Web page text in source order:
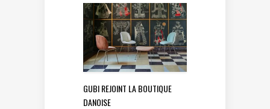
GUBI REJOINT LA BOUTIQUE
DANOISE